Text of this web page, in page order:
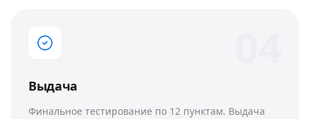
Выдача
Финальное тестирование по 12 пунктам. Выдача